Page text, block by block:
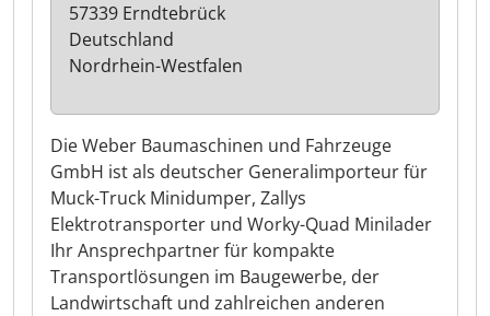
Die Weber Baumaschinen und Fahrzeuge
GmbH ist als deutscher Generalimporteur für
Muck-Truck Minidumper, Zallys
Elektrotransporter und Worky-Quad Minilader
Ihr Ansprechpartner für kompakte
Transportlösungen im Baugewerbe, der
Landwirtschaft und zahlreichen anderen
57339 Erndtebrück
Deutschland
Nordrhein-Westfalen